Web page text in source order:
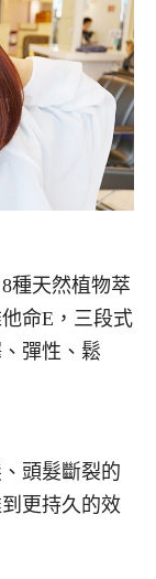
種天然植物萃
命E，三段式
彈性、鬆
頭髮斷裂的
更持久的效